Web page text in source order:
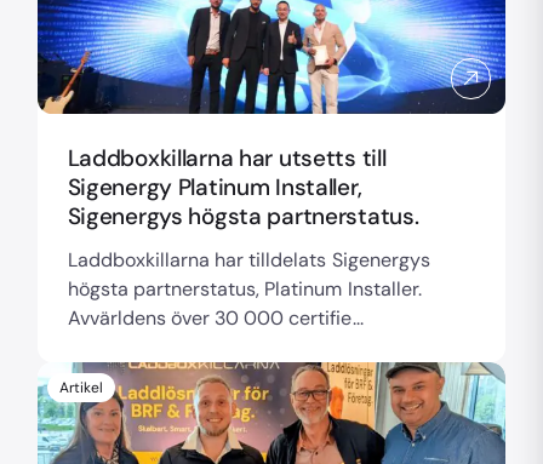
Laddboxkillarna har utsetts till
Sigenergy Platinum Installer,
Sigenergys högsta partnerstatus.
Laddboxkillarna har tilldelats Sigenergys
högsta partnerstatus, Platinum Installer.
Avvärldens över 30 000 certifie...
Artikel